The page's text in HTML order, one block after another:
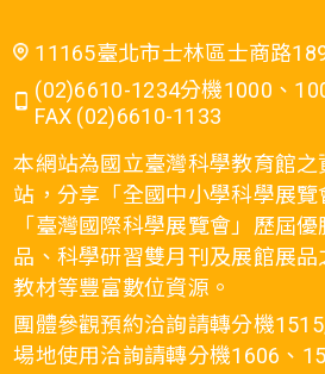
11165臺北市士林區士商路
(02)6610-1234分機1000、
FAX (02)6610-1133
本網站為國立臺灣科學教育館之
站，分享「全國中小學科學展覽
「臺灣國際科學展覽會」歷屆優
品、科學研習雙月刊及展館展品
教材等豐富數位資源。
團體參觀預約洽詢請轉分機
場地使用洽詢請轉分機1606、